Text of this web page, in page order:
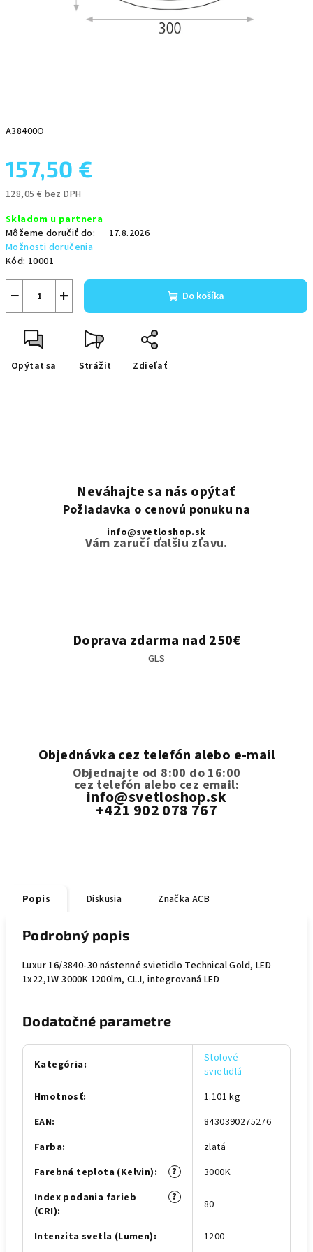
A38400O
157,50 €
128,05 € bez DPH
cena:
Skladom u partnera
Môžeme doručiť do:
17.8.2026
Možnosti doručenia
Kód: 10001
+
− Do košíka
Opýtať sa Strážiť Zdieľať
Neváhajte sa nás opýtať
Požiadavka o cenovú ponuku na
info@svetloshop.sk
Vám zaručí ďalšiu zľavu.
Doprava zdarma nad 250€
GLS
Objednávka cez telefón alebo e-mail
Objednajte od 8:00 do 16:00
cez telefón alebo cez email:
info@svetloshop.sk
+421 902 078 767
Popis Diskusia Značka ACB
Podrobný popis
Luxur 16/3840-30 nástenné svietidlo Technical Gold, LED
1x22,1W 3000K 1200lm, CL.I, integrovaná LED
Dodatočné parametre
Kategória:
Stolové
svietidlá
Hmotnosť:
1.101 kg
EAN:
8430390275276
Farba:
zlatá
?
Farebná teplota (Kelvin):
3000K
?
Index podania farieb
(CRI): 80
Intenzita svetla (Lumen): 1200